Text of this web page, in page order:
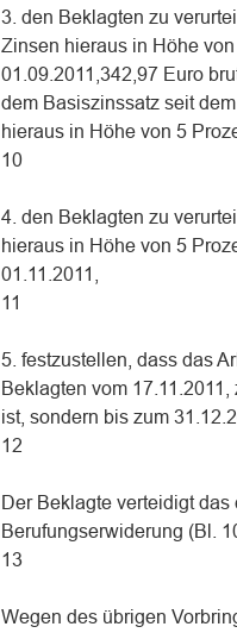
3. den Beklagten zu
Zinsen hieraus in Höhe
01.09.2011,342,97 Euro
dem Basiszinssatz seit
hieraus in Höhe von 5
10
4. den Beklagten zu
hieraus in Höhe von 5
01.11.2011,
11
5. festzustellen, dass das
Beklagten vom
ist, sondern bis zum
12
Der Beklagte verteidigt
Berufungserwiderung (Bl.
13
Wegen des übrigen